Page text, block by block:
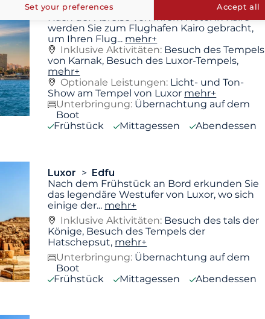
Kairo
Luxor
Nach der Abreise von Ihrem Hotel in Kairo
werden Sie zum Flughafen Kairo gebracht,
um Ihren Flug... mehr+
Inklusive Aktivitäten: Besuch des Tempels
von Karnak, Besuch des Luxor-Tempels,
mehr+
Optionale Leistungen: Licht- und Ton-
Show am Tempel von Luxor mehr+
Unterbringung: Übernachtung auf dem
Boot
Frühstück
Mittagessen Abendessen
Luxor
Edfu
Nach dem Frühstück an Bord erkunden Sie
das legendäre Westufer von Luxor, wo sich
einige der... mehr+
Inklusive Aktivitäten: Besuch des tals der
Könige, Besuch des Tempels der
Hatschepsut, mehr+
Unterbringung: Übernachtung auf dem
Boot
Frühstück
Mittagessen Abendessen
Set your preferences Accept all